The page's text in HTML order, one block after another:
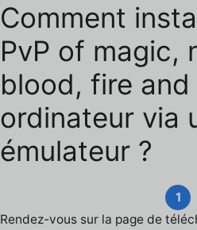
Comment
PvP of magic,
blood, fire
ordinateur via
émulateur ?
1
Rendez-vous sur la page de